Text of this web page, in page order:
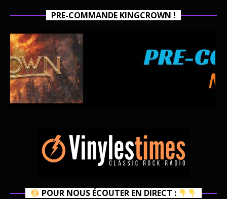
PRE-COMMANDE KINGCROWN !
POUR NOUS ÉCOUTER EN DIRECT :